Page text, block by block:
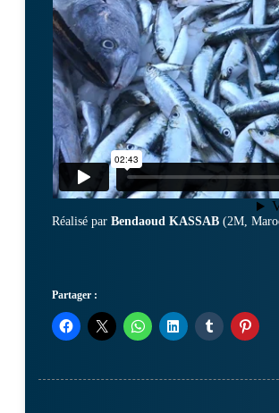
Réalisé par Bendaoud KASSAB (2M,
Partager :